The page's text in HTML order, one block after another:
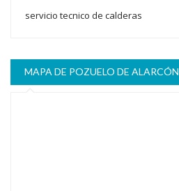
servicio tecnico de calderas
MAPA DE POZUELO DE ALARCÓN